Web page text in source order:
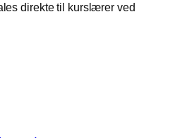
direkte til kurslærer ved